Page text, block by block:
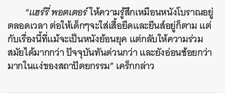
“แฮร์รี่ พอตเตอร์ให้ความรู้สึกเหมือนหนังโบราณอยู่
ตลอดเวลา ต่อให้เด็กๆจะใส่เสื้อยืดและยีนส์อยู่ก็ตาม แต่
กับเรื่องนี้ที่แม้จะเป็นหนังย้อนยุค แต่กลับให้ความร่วม
สมัยได้มากกว่า ปัจจุบันทันด่วนกว่า และยังอ่อนช้อยกว่า
มากในแง่ของสถาปัตยกรรม” เคร็กกล่าว